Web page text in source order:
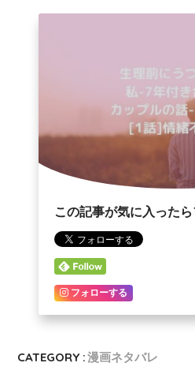
この記事が気に入った
フォローする
CATEGORY :漫画ネタバレ